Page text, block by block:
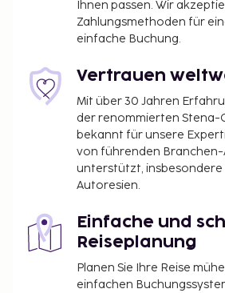
Ihnen passen. Wir
Zahlungsmethoden für
einfache Buchung.
Vertrauen
Mit über 30 Jahren
der renommierten Stena-
bekannt für unsere
von führenden
unterstützt, insbesondere
Autoresien.
Einfache und
Reiseplanung
Planen Sie Ihre Reise
einfachen